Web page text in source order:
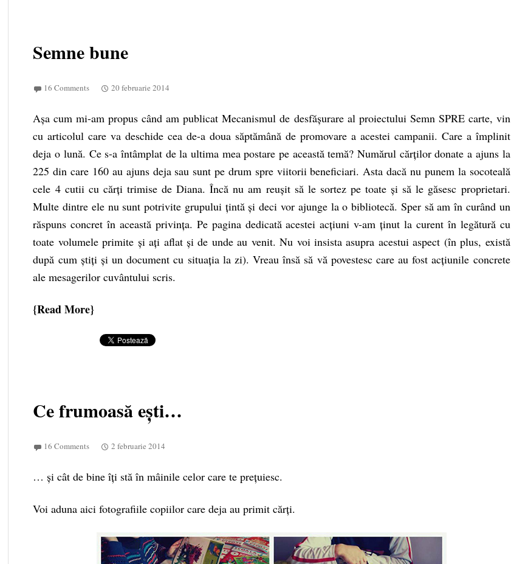
Semne bune
16 Comments 20 februarie 2014
Așa cum mi-am propus când am publicat Mecanismul de desfășurare al proiectului Semn SPRE carte, vin
cu articolul care va deschide cea de-a doua săptămână de promovare a acestei campanii. Care a împlinit
deja o lună. Ce s-a întâmplat de la ultima mea postare pe această temă? Numărul cărților donate a ajuns la
225 din care 160 au ajuns deja sau sunt pe drum spre viitorii beneficiari. Asta dacă nu punem la socoteală
cele 4 cutii cu cărți trimise deDiana. Încă nu am reușit să le sortez pe toate și să le găsesc proprietari.
Multe dintre ele nu sunt potrivite grupului țintă și deci vor ajunge la o bibliotecă. Sper să am în curând un
răspuns concret în această privința. Pe pagina dedicată acestei acțiuni v-am ținut la curent în legătură cu
toate volumele primite și ați aflat și de unde au venit. Nu voi insista asupra acestui aspect (în plus, există
după cum știți și undocument cu situația la zi). Vreau însă să vă povestesc care au fost acțiunile concrete
ale mesagerilor cuvântului scris.
Read More
Ce frumoasă ești…
16 Comments 2 februarie 2014
… și cât de bine îți stă în mâinile celor care te prețuiesc.
Voi aduna aici fotografiile copiilor care deja au primit cărți.